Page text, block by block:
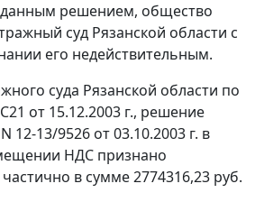
данным решением, общество
суд Рязанской области с
его недействительным.
суда Рязанской области по
от 15.12.2003 г., решение
12-13/9526 от 03.10.2003 г. в
НДС признано
в сумме 2774316,23 руб.